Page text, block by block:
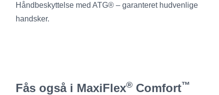
Håndbeskyttelse med ATG® – garanteret hudvenlige
handsker.
Fås også i MaxiFlex® Comfort™